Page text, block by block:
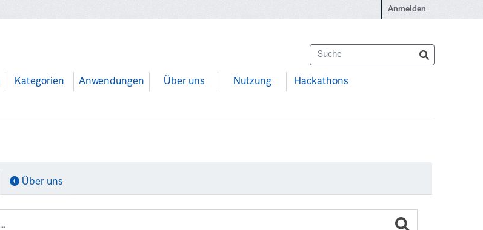
Anmelden
Kategorien Anwendungen Über uns Nutzung Hackathons
Über uns